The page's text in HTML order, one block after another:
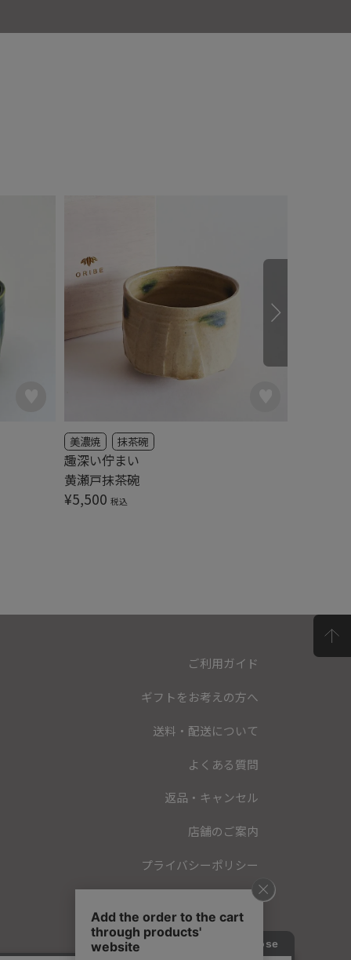
黄瀬戸抹茶碗
美濃焼 抹茶碗
¥5,500 税込
趣深い佇まい
ご利用ガイド
ギフトをお考えの方へ
送料・配送について
よくある質問
返品・キャンセル
店舗のご案内
プライバシーポリシー
特定商取引法に基づく表記